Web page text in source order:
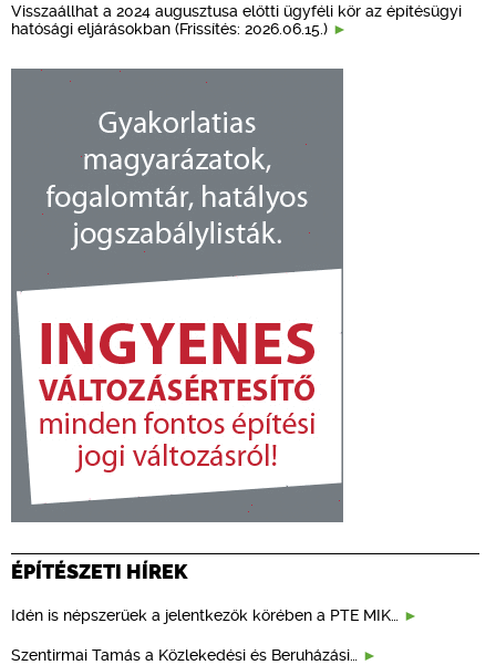
Visszaállhat a 2024 augusztusa előtti ügyféli kör az építésügyi
hatósági eljárásokban (Frissítés: 2026.06.15.)
ÉPÍTÉSZETI HÍREK
Idén is népszerűek a jelentkezők körében a PTE MIK…
Szentirmai Tamás a Közlekedési és Beruházási…